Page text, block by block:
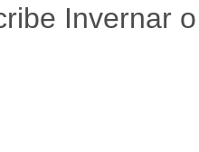
Invernar